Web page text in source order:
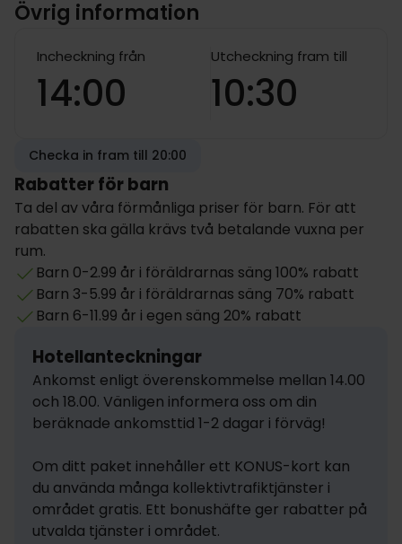
Övrig information
Incheckning från
14:00
Utcheckning fram till
10:30
Checka in fram till 20:00
Rabatter för barn
Ta del av våra förmånliga priser för barn. För att
rabatten ska gälla krävs två betalande vuxna per
rum.
Barn 0-2.99 år i föräldrarnas säng 100% rabatt
Barn 3-5.99 år i föräldrarnas säng 70% rabatt
Barn 6-11.99 år i egen säng 20% rabatt
Hotellanteckningar
Ankomst enligt överenskommelse mellan 14.00
och 18.00. Vänligen informera oss om din
beräknade ankomsttid 1-2 dagar i förväg!
Om ditt paket innehåller ett KONUS-kort kan
du använda många kollektivtrafiktjänster i
området gratis. Ett bonushäfte ger rabatter på
utvalda tjänster i området.